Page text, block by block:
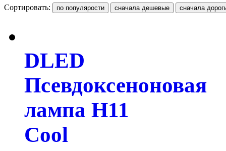
Сортировать:
DLED
Псевдоксеноновая
лампа H11
Cool